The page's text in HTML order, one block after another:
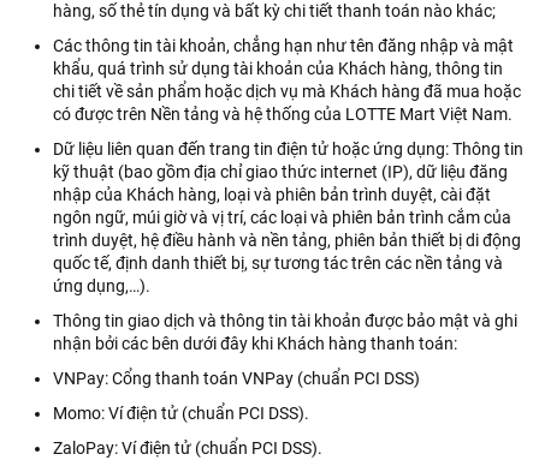
hàng, số thẻ tín dụng và bất kỳ chi tiết thanh toán nào khác;
Các thông tin tài khoản, chẳng hạn như tên đăng nhập và mật
khẩu, quá trình sử dụng tài khoản của Khách hàng, thông tin
chi tiết về sản phẩm hoặc dịch vụ mà Khách hàng đã mua hoặc
có được trên Nền tảng và hệ thống của LOTTE Mart Việt Nam.
Dữ liệu liên quan đến trang tin điện tử hoặc ứng dụng: Thông tin
kỹ thuật (bao gồm địa chỉ giao thức internet (IP), dữ liệu đăng
nhập của Khách hàng, loại và phiên bản trình duyệt, cài đặt
ngôn ngữ, múi giờ và vị trí, các loại và phiên bản trình cắm của
trình duyệt, hệ điều hành và nền tảng, phiên bản thiết bị di động
quốc tế, định danh thiết bị, sự tương tác trên các nền tảng và
ứng dụng,…).
Thông tin giao dịch và thông tin tài khoản được bảo mật và ghi
nhận bởi các bên dưới đây khi Khách hàng thanh toán:
VNPay: Cổng thanh toán VNPay (chuẩn PCI DSS)
Momo: Ví điện tử (chuẩn PCI DSS).
ZaloPay: Ví điện tử (chuẩn PCI DSS).